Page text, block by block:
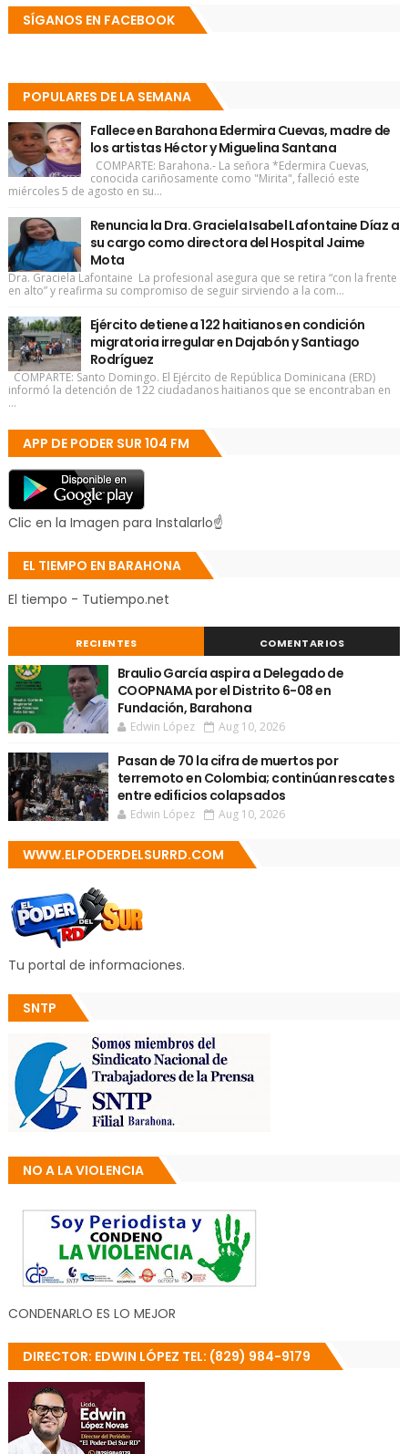
SÍGANOS EN FACEBOOK
POPULARES DE LA SEMANA
Fallece en Barahona Edermira Cuevas, madre de
los artistas Héctor y Miguelina Santana
COMPARTE: Barahona.- La señora *Edermira Cuevas,
conocida cariñosamente como "Mirita", falleció este
miércoles 5 de agosto en su...
Renuncia la Dra. Graciela Isabel Lafontaine Díaz a
su cargo como directora del Hospital Jaime
Mota
Dra. Graciela Lafontaine La profesional asegura que se retira “con la frente
en alto” y reafirma su compromiso de seguir sirviendo a la com...
Ejército detiene a 122 haitianos en condición
migratoria irregular en Dajabón y Santiago
Rodríguez
COMPARTE: Santo Domingo. El Ejército de República Dominicana (ERD)
informó la detención de 122 ciudadanos haitianos que se encontraban en
...
APP DE PODER SUR 104 FM
Clic en la Imagen para Instalarlo☝
EL TIEMPO EN BARAHONA
El tiempo - Tutiempo.net
RECIENTES COMENTARIOS
Braulio García aspira a Delegado de
COOPNAMA por el Distrito 6-08 en
Fundación, Barahona
Edwin López Aug 10, 2026
Pasan de 70 la cifra de muertos por
terremoto en Colombia; continúan rescates
entre edificios colapsados
Edwin López Aug 10, 2026
WWW.ELPODERDELSURRD.COM
Tu portal de informaciones.
SNTP
NO A LA VIOLENCIA
CONDENARLO ES LO MEJOR
DIRECTOR: EDWIN LÓPEZ TEL: (829) 984-9179